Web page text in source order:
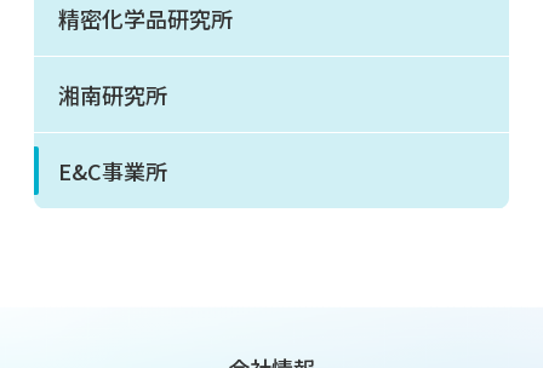
精密化学品研究所
湘南研究所
E&C事業所